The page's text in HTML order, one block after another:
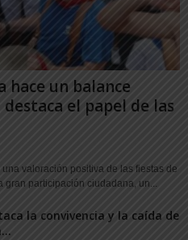
hace un balance
el papel de las
valoración positiva de las fiestas de
gran participación ciudadana, un...
la convivencia y la caída de